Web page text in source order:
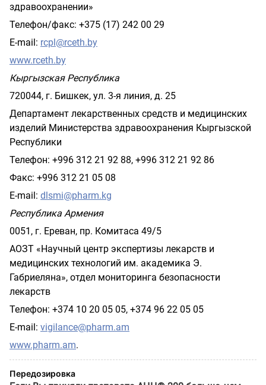
здравоохранении»
Телефон/факс: +375 (17) 242 00 29
E-mail: rcpl@rceth.by
www.rceth.by
Кыргызская Республика
720044, г. Бишкек, ул. 3-я линия, д. 25
Департамент лекарственных средств и медицинских
изделий Министерства здравоохранения Кыргызской
Республики
Телефон: +996 312 21 92 88, +996 312 21 92 86
Факс: +996 312 21 05 08
E-mail: dlsmi@pharm.kg
Республика Армения
0051, г. Ереван, пр. Комитаса 49/5
АОЗТ «Научный центр экспертизы лекарств и
медицинских технологий им. академика Э.
Габриеляна», отдел мониторинга безопасности
лекарств
Телефон: +374 10 20 05 05, +374 96 22 05 05
E-mail: vigilance@pharm.am
www.pharm.am.
Передозировка